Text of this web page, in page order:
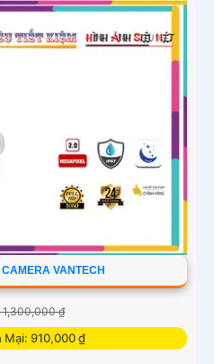
VANTECH
1,300,000 ₫
Mại: 910,000 ₫